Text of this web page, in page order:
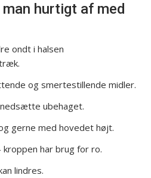
hurtigt af med
ondt i halsen
og smertestillende midler.
ubehaget.
gerne med hovedet højt.
har brug for ro.
lindres.